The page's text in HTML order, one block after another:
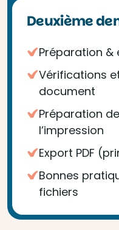
Deuxième
Préparation
Vérifications
document
Préparation
l’impression
Export PDF
Bonnes
fichiers